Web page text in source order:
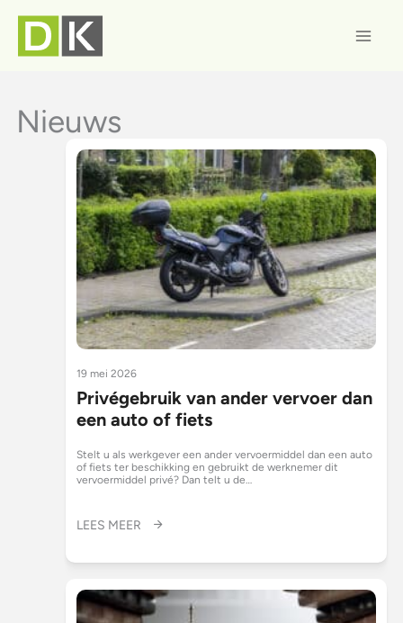
naar
Nieuws
19 mei 2026
Privégebruik van ander vervoer dan
een auto of fiets
Stelt u als werkgever een ander vervoermiddel dan een auto
of fiets ter beschikking en gebruikt de werknemer dit
vervoermiddel privé? Dan telt u de…
LEES MEER